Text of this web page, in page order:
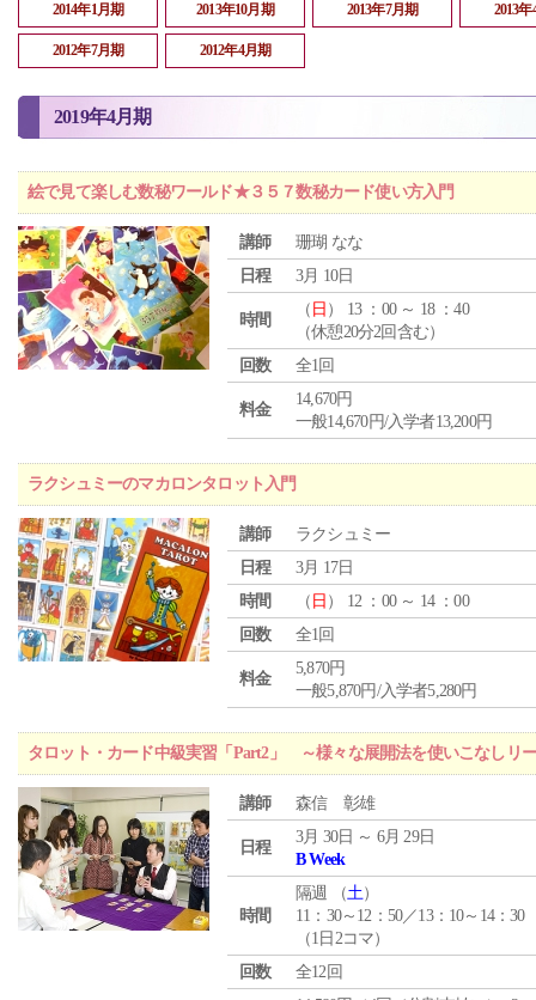
2014年1月期 2013年10月期 2013年7月期 2013
2012年7月期 2012年4月期
2019年4月期
絵で見て楽しむ数秘ワールド★３５７数秘カード使い方入門
講師
珊瑚 なな
日程
3月 10日
時間
（ 日 ） 13 ：00 ～ 18 ：40
（休憩20分2回含む）
回数
全1回
料金
14,670円
一般14,670円/入学者13,200円
ラクシュミーのマカロンタロット入門
講師
ラクシュミー
日程
3月 17日
時間
（ 日 ） 12 ：00 ～ 14 ：00
回数
全1回
料金
5,870円
一般5,870円/入学者5,280円
タロット・カード中級実習「Part2」 ～様々な展開法を使いこなしリ
講師 森信 彰雄
日程
3月 30日 ～ 6月 29日
B Week
時間
隔週 （土）
11：30～12：50／13：10～14：30
（1日2コマ）
回数
全12回